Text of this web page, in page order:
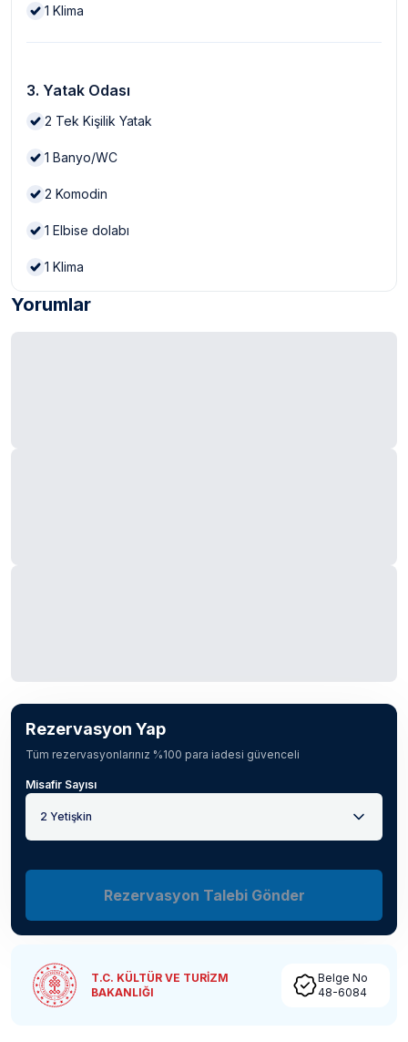
1 Klima
3. Yatak Odası
2 Tek Kişilik Yatak
1 Banyo/WC
2 Komodin
1 Elbise dolabı
1 Klima
Yorumlar
Rezervasyon Yap
Tüm rezervasyonlarınız %100 para iadesi güvenceli
Misafir Sayısı
2 Yetişkin
Rezervasyon Talebi Gönder
T.C. KÜLTÜR VE TURİZM
BAKANLIĞI
Belge No
48-6084